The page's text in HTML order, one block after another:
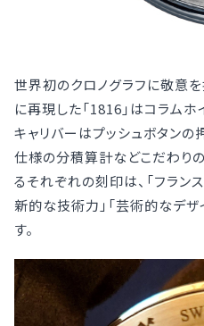
世界初のクロノグラフに敬意
に再現した「1816」はコラム
キャリバーはプッシュボタンの
仕様の分積算計などこだわり
るそれぞれの刻印は、「フラン
新的な技術力」「芸術的なデザ
す。